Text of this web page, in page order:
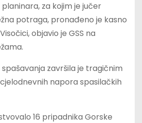
za kojim je jučer
potraga, pronađeno je kasno
objavio je GSS na
završila je tragičnim
napora spasilačkih
16 pripadnika Gorske